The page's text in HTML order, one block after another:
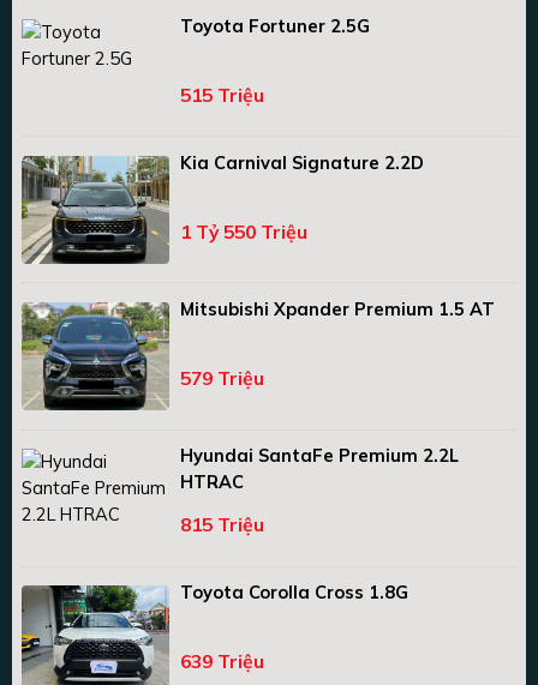
Toyota Fortuner 2.5G
515 Triệu
Kia Carnival Signature 2.2D
1 Tỷ 550 Triệu
Mitsubishi Xpander Premium 1.5 AT
579 Triệu
Hyundai SantaFe Premium 2.2L
HTRAC
815 Triệu
Toyota Corolla Cross 1.8G
639 Triệu